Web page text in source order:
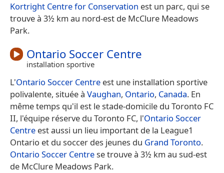
Kortright Centre for Conservation est un parc, qui se
trouve à 3½ km au nord-est de McClure Meadows
Park.
Ontario Soccer Centre
installation sportive
L'Ontario Soccer Centre est une installation sportive
polivalente, située à Vaughan, Ontario, Canada. En
même temps qu'il est le stade-domicile du Toronto FC
II, l'équipe réserve du Toronto FC, l'Ontario Soccer
Centre est aussi un lieu important de la League1
Ontario et du soccer des jeunes du Grand Toronto.
Ontario Soccer Centrese trouve à 3½ km au sud-est
de McClure Meadows Park.